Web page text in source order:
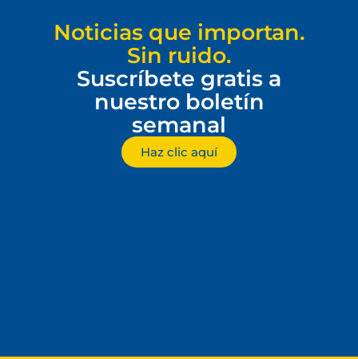
Noticias que importan.
Sin ruido.
Suscríbete gratis a
nuestro boletín
semanal
Haz clic aquí